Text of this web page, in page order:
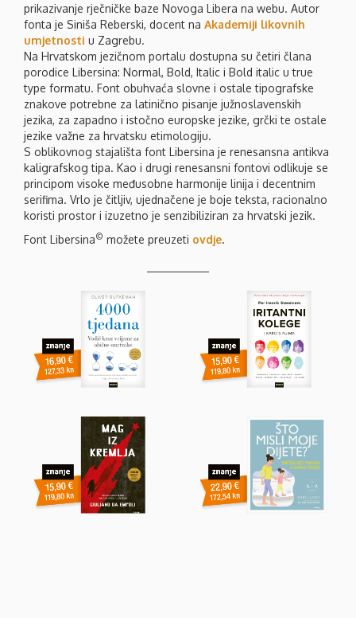
prikazivanje rječničke baze Novoga Libera na webu. Autor
fonta je Siniša Reberski, docent na Akademiji likovnih
umjetnosti u Zagrebu.
Na Hrvatskom jezičnom portalu dostupna su četiri člana
porodice Libersina: Normal, Bold, Italic i Bold italic u true
type formatu. Font obuhvaća slovne i ostale tipografske
znakove potrebne za latinično pisanje južnoslavenskih
jezika, za zapadno i istočno europske jezike, grčki te ostale
jezike važne za hrvatsku etimologiju.
S oblikovnog stajališta font Libersina je renesansna antikva
kaligrafskog tipa. Kao i drugi renesansni fontovi odlikuje se
principom visoke međusobne harmonije linija i decentnim
serifima. Vrlo je čitljiv, ujednačene je boje teksta, racionalno
koristi prostor i izuzetno je senzibiliziran za hrvatski jezik.
Font Libersina© možete preuzeti ovdje.